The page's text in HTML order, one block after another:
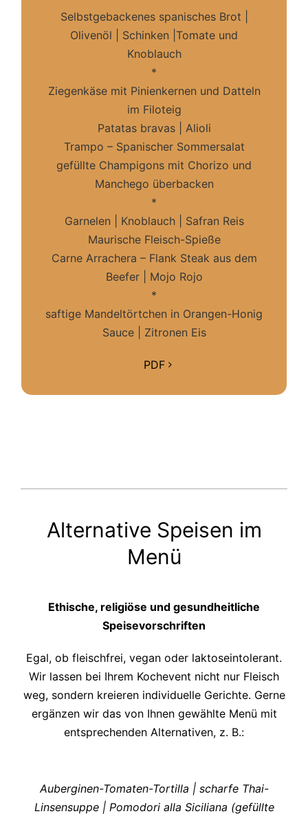
Selbstgebackenes spanisches Brot |
Olivenöl | Schinken |Tomate und
Knoblauch
*
Ziegenkäse mit Pinienkernen und Datteln
im Filoteig
Patatas bravas | Alioli
Trampo – Spanischer Sommersalat
gefüllte Champigons mit Chorizo und
Manchego überbacken
*
Garnelen | Knoblauch | Safran Reis
Maurische Fleisch-Spieße
Carne Arrachera – Flank Steak aus dem
Beefer | Mojo Rojo
*
saftige Mandeltörtchen in Orangen-Honig
Sauce | Zitronen Eis
PDF
Alternative Speisen im
Menü
Ethische, religiöse und gesundheitliche
Speisevorschriften
Egal, ob fleischfrei, vegan oder laktoseintolerant.
Wir lassen bei Ihrem Kochevent nicht nur Fleisch
weg, sondern kreieren individuelle Gerichte. Gerne
ergänzen wir das von Ihnen gewählte Menü mit
entsprechenden Alternativen, z. B.:
Auberginen-Tomaten-Tortilla | scharfe Thai-
Linsensuppe | Pomodori alla Siciliana (gefüllte